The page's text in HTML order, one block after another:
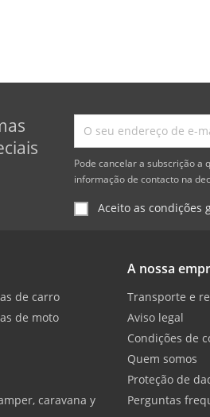
Pode cancelar a subscrição a
informação de contacto na
Aceito as condições
de carro
de moto
caravana y
A nossa
Transporte e
Aviso legal
Condições de
Quem somos
Proteção de
Perguntas